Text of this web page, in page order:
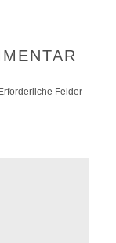
Erforderliche Felder